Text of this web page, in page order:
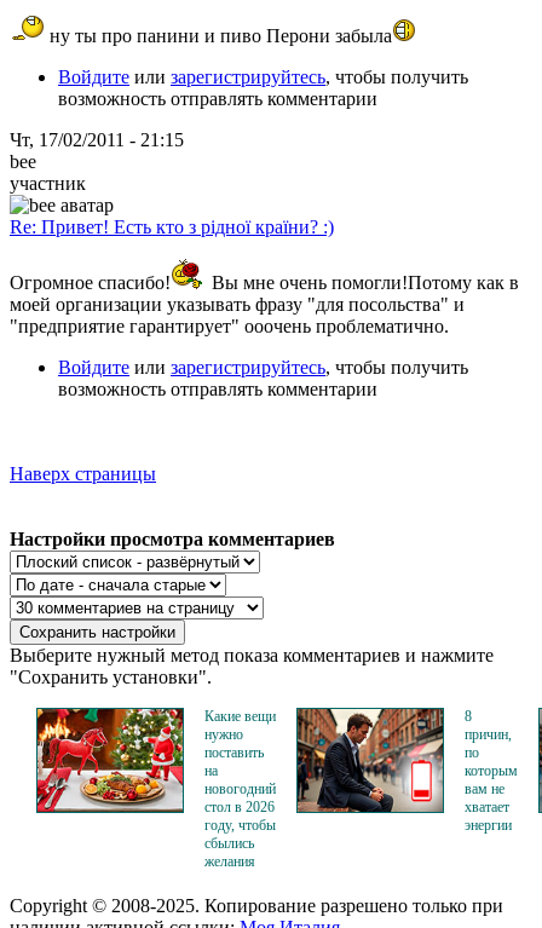
ну ты про панини и пиво Перони забыла
Войдите или зарегистрируйтесь, чтобы получить
возможность отправлять комментарии
Чт, 17/02/2011 - 21:15
bee
участник
Re: Привет! Есть кто з рідної країни? :)
Огромное спасибо!
Вы мне очень помогли!Потому как в
моей организации указывать фразу "для посольства" и
"предприятие гарантирует" ооочень проблематично.
Войдите или зарегистрируйтесь, чтобы получить
возможность отправлять комментарии
Наверх страницы
Настройки просмотра комментариев
Выберите нужный метод показа комментариев и нажмите
"Сохранить установки".
Какие вещи
нужно
поставить
на
новогодний
стол в 2026
году, чтобы
сбылись
желания
8
причин,
по
которым
вам не
хватает
энергии
Copyright © 2008-2025. Копирование разрешено только при